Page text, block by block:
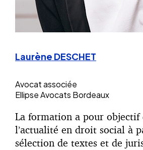
Laurène DESCHET
Avocat associée
Ellipse Avocats Bordeaux
La formation a pour objectif
l’actualité en droit social à
sélection de textes et de